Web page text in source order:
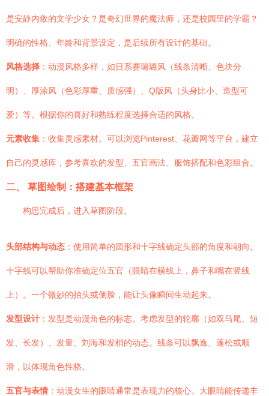
是安静内敛的文学少女？是奇幻世界的魔法师，还是校园里的学霸？
明确的性格、年龄和背景设定，是后续所有设计的基础。
风格选择 ：动漫风格多样，如日系赛璐璐风（线条清晰、色块分
明）、厚涂风（色彩厚重、质感强）、Q版风（头身比小、造型可
爱）等。根据你的喜好和熟练程度选择合适的风格。
元素收集 ：收集灵感素材。可以浏览Pinterest、花瓣网等平台，建立
自己的灵感库，参考喜欢的发型、五官画法、服饰搭配和色彩组合。
二、 草图绘制：搭建基本框架
构思完成后，进入草图阶段。
头部结构与动态 ：使用简单的圆形和十字线确定头部的角度和朝向。
十字线可以帮助你准确定位五官（眼睛在横线上，鼻子和嘴在竖线
上）。一个微妙的抬头或侧脸，能让头像瞬间生动起来。
发型设计 ：发型是动漫角色的标志。考虑发型的轮廓（如双马尾、短
发、长发）、发量、刘海和发梢的动态。线条可以飘逸、蓬松或顺
滑，以体现角色性格。
五官与表情 ：动漫女生的眼睛通常是表现力的核心。大眼睛能传递丰